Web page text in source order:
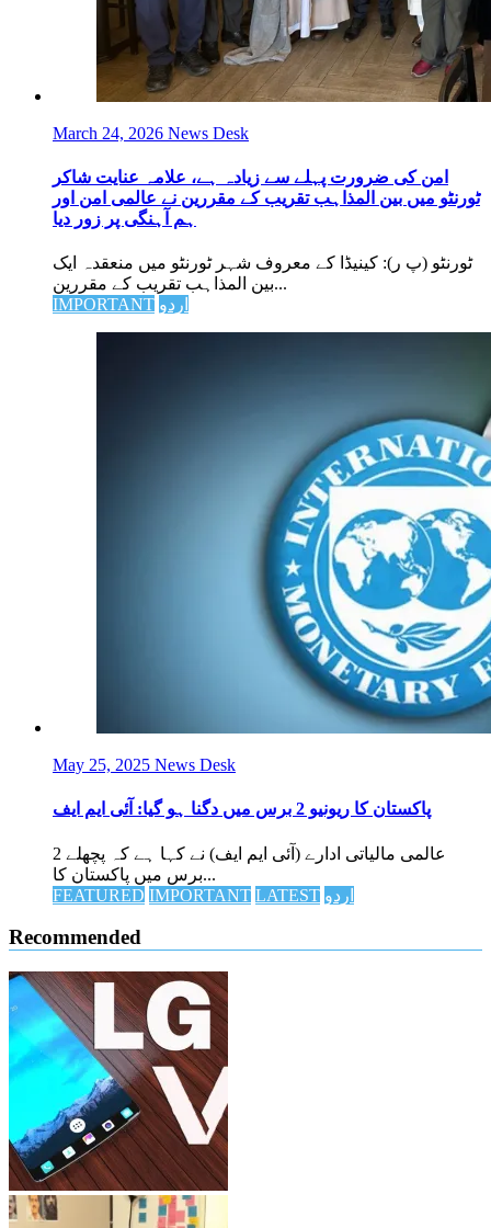
March 24, 2026 News Desk
امن کی ضرورت پہلے سے زیادہ ہے، علامہ عنایت شاکر
ٹورنٹو میں بین المذاہب تقریب کے مقررین نے عالمی امن اور
ہم آہنگی پر زور دیا
ٹورنٹو (پ ر): کینیڈا کے معروف شہر ٹورنٹو میں منعقدہ ایک
بین المذاہب تقریب کے مقررین...
IMPORTANT اردو
May 25, 2025 News Desk
پاکستان کا ریونیو 2 برس میں دگنا ہو گیا: آئی ایم ایف
عالمی مالیاتی ادارے (آئی ایم ایف) نے کہا ہے کہ پچھلے 2
برس میں پاکستان کا...
FEATURED IMPORTANT LATEST اردو
Recommended